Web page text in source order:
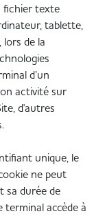
fichier texte
tablette,
de la
d’un
activité sur
d'autres
unique, le
ne peut
sa durée de
terminal accède à